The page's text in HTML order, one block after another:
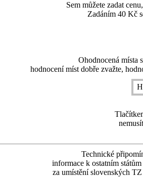
Sem můžete zadat
Zadáním 40 Kč
Ohodnocená místa
hodnocení míst dobře zvažte,
Technické
informace k ostatním
za umístění slovenských